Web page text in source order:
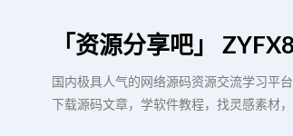
「资源分享吧」
国内极具人气的网络源码资源交流学习平台
下载源码文章，学软件教程，找灵感素材